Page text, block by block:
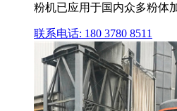
粉机已应用于国内众多粉体
联系电话: 180 3780 8511